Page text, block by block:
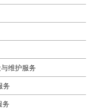
维护服务
务
务